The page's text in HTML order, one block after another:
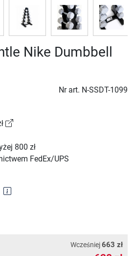
Nike Dumbbell
Nr art. N-SSDT-1099
800 zł
FedEx/UPS
Wcześniej663 zł